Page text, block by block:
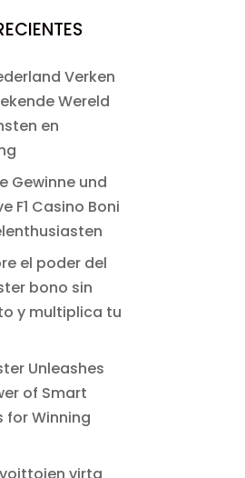
original
$ 49.00.
actual
$ 2.99.
Verken
Wereld
en
Gewinne und
F1 Casino Boni
el poder del
bono sin
y multiplica tu
Unleashes
of Smart
for Winning